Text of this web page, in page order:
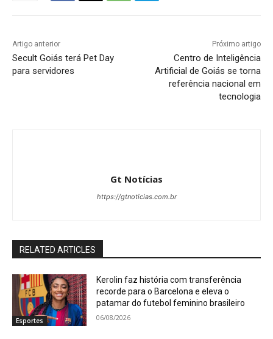
Artigo anterior
Secult Goiás terá Pet Day
para servidores
Próximo artigo
Centro de Inteligência
Artificial de Goiás se torna
referência nacional em
tecnologia
Gt Notícias
https://gtnoticias.com.br
RELATED ARTICLES
Esportes
Kerolin faz história com transferência
recorde para o Barcelona e eleva o
patamar do futebol feminino brasileiro
06/08/2026